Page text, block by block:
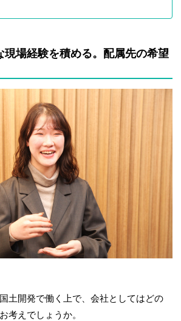
現場経験を積める。配属先の希望
土開発で働く上で、会社としてはどの
考えでしょうか。